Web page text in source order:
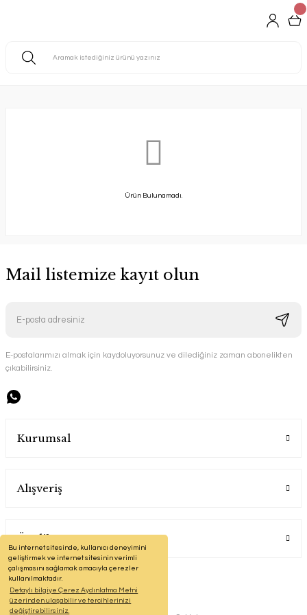
Bu internet sitesinde, kullanıcı deneyimini
geliştirmek ve internet sitesinin verimli
çalışmasını sağlamak amacıyla çerezler
kullanılmaktadır.
Detaylı bilgiye Çerez Aydınlatma Metni
üzerinden ulaşabilir ve tercihlerinizi
değiştirebilirsiniz.
Ürün Bulunamadı.
Mail listemize kayıt olun
E-postalarımızı almak için kaydoluyorsunuz ve dilediğiniz zaman abonelikten
çıkabilirsiniz.
Kurumsal
Alışveriş
Üyelik